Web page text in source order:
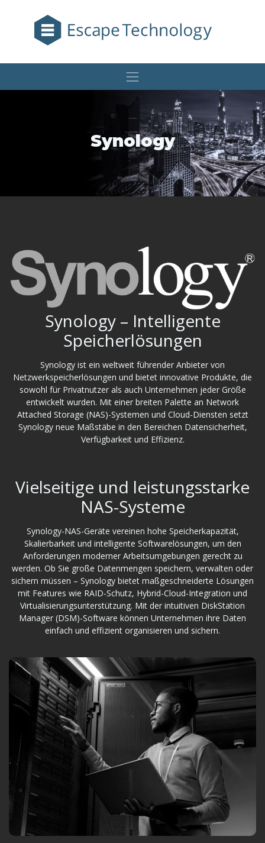
Synology
Synology – Intelligente
Speicherlösungen
Synology ist ein weltweit führender Anbieter von
Netzwerkspeicherlösungen und bietet innovative Produkte, die
sowohl für Privatnutzer als auch Unternehmen jeder Größe
entwickelt wurden. Mit einer breiten Palette an Network
Attached Storage (NAS)-Systemen und Cloud-Diensten setzt
Synology neue Maßstäbe in den Bereichen Datensicherheit,
Verfügbarkeit und Effizienz.
Vielseitige und leistungsstarke
NAS-Systeme
Synology-NAS-Geräte vereinen hohe Speicherkapazität,
Skalierbarkeit und intelligente Softwarelösungen, um den
Anforderungen moderner Arbeitsumgebungen gerecht zu
werden. Ob Sie große Datenmengen speichern, verwalten oder
sichern müssen – Synology bietet maßgeschneiderte Lösungen
mit Features wie RAID-Schutz, Hybrid-Cloud-Integration und
Virtualisierungsunterstützung. Mit der intuitiven DiskStation
Manager (DSM)-Software können Unternehmen ihre Daten
einfach und effizient organisieren und sichern.